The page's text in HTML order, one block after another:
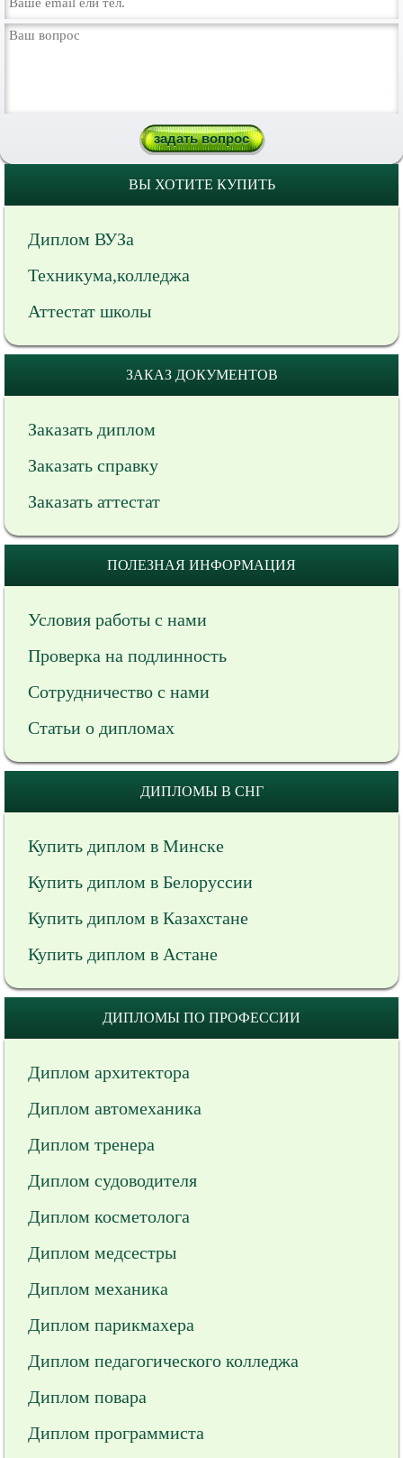
ВЫ ХОТИТЕ КУПИТЬ
Диплом ВУЗа
Техникума,колледжа
Аттестат школы
ЗАКАЗ ДОКУМЕНТОВ
Заказать диплом
Заказать справку
Заказать аттестат
ПОЛЕЗНАЯ ИНФОРМАЦИЯ
Условия работы с нами
Проверка на подлинность
Сотрудничество с нами
Статьи о дипломах
ДИПЛОМЫ В СНГ
Купить диплом в Минске
Купить диплом в Белоруссии
Купить диплом в Казахстане
Купить диплом в Астане
ДИПЛОМЫ ПО ПРОФЕССИИ
Диплом архитектора
Диплом автомеханика
Диплом тренера
Диплом судоводителя
Диплом косметолога
Диплом медсестры
Диплом механика
Диплом парикмахера
Диплом педагогического колледжа
Диплом повара
Диплом программиста